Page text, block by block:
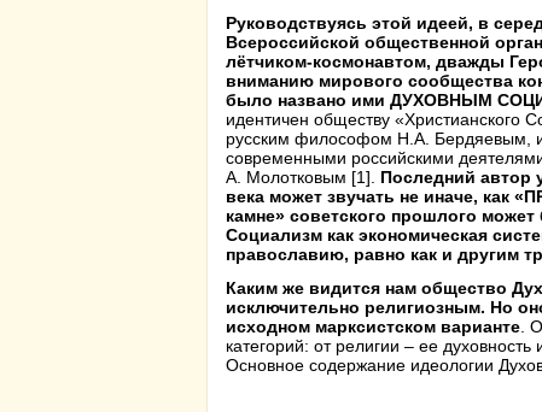
Руководствуясь этой идеей, в
Всероссийской общественной
лётчиком-космонавтом, дважды
вниманию мирового сообщества
было названо ими ДУХОВНЫМ
идентичен обществу
русским философом Н.А. Бердяевым,
современными российскими
А. Молотковым [1]. Последний автор
века может звучать не иначе,
камне» советского прошлого
Социализм как экономическая
православию, равно как и другим
Каким же видится нам общество
исключительно религиозным. Но
исходном марксистском варианте .
категорий: от религии – ее
Основное содержание идеологии